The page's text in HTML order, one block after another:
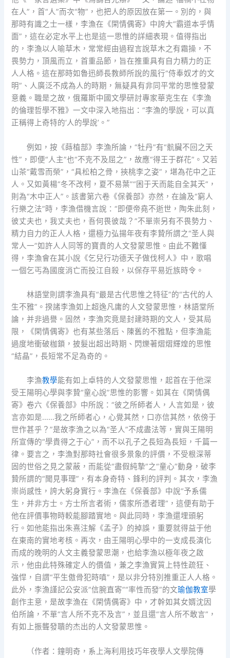
在人”，首“人”而次“物”，也把人的原因放在第一。別的，與
那時有識之士一樣，李漁在《閑情偶寄》中誇大“霸道本乎情
面”，這在必定水平上也是這一思惟的詳細表現。值得指出
的，李漁以人喻草木，常常經由過程言說草木之有霜操，不
畏勢力，頂風而立，首重品節，旨在推重具有自力精力的正
人人格。這在那時如魯迅師長教師所說的風行“侍奉奴才的文
明”、人廣泛不成為人的時期，無疑具有非同平常的思惟發蒙
意義。職是之故，俄羅斯中國文學研討專家華克生在《李漁
的倫理哲學不雅》一文中深入地指出：“李漁的學說，可以真
正稱得上奇特的‘人的學說’。”
例如，按《蒔植部》李漁所論，“牡丹”有“骯臟不回之天
性”，即便“人主”也“不克不及屈之”，故應“得王于群花”。又若
山茶“戴雪而榮”，“具松柏之骨，挾桃李之姿”，堪為花中之正
人。又如黃楊“冬不改柯，夏不易葉”“困于天而能自全其天”，
則為“木中正人”。該書第六卷《保養部》亦然，在論及“窮人
行樂之法”時，李漁借機言說：“即便帝堯不逝世，陶朱此刻，
彼丈夫也，我丈夫也，吾何畏彼哉？”不單崇另有不畏勢力、
精力自力的正人人格，還極力弘揚年夜有李贄所謂之“圣人與
常人一”如許人人同等的寶貴的人文發蒙思惟。由此不難懂
得，李漁會在其小說《乞兒行功德天子做伐柯人》中，歌唱
一個乞丐為國度消亡而投江自殺，以保存平易近族時令。
林語堂則謂李漁具有“最是古代思惟之特征”的“古代的人
生不雅”。揆諸李漁如上超逸凡庸的人文發蒙思惟，林語堂所
論，并非過譽。固然，李漁究竟是封建時期的文人，受其局
限，《閑情偶寄》也有某些落后、陳舊的不雅點，但李漁能
過度地衝破枷鎖，披髮出超出時期、閃爍著熠熠輝煌的思惟
“結晶”，長短常不足為奇的。
李漁教學能有如上卓特的人文發蒙思惟，起首在于他深
受王陽明心學與李贄“童心說”思惟的影響。如其在《閑情偶
寄》卷六《保養部》中所說：“彼之所師者人，人言如是，彼
言亦如是……我之所師者心，心覺其然，口亦信其然，依傍于
世作甚乎？”是故李漁之以為“圣人”不成盡法等，實與王陽明
所宣傳的“學貴得之于心”，而不以孔子之長短為長短，千篇一
律。要言之，李漁對那時社會很多景象的評價，不受根深蒂
固的世俗之見之蒙蔽，而能從“盡假純摯”之“童心”動身，破李
贄所謂的“聞見事理”，有本身奇特、鋒利的評判。其次，李漁
崇尚感性，誇大躬身實行。李漁在《保養部》中說“予系儒
生，并非方士。方士所言者術，儒家所憑者理”，這便有助于
他在評價事物時較能腳踏實地。與此同時，李漁還埋頭躬
行。如他能指出朱熹注解《孟子》的掉誤，重要就得益于他
在東南的實地考核。再次，由王陽明心學中的一支成長演化
而成的晚明的人文主義發蒙思潮，也給李漁以極年夜之啟
示，他由此特殊確定人的價值，兼之李漁實質上特性疏狂、
強悍，自謂“平生傲骨犯時嗔”，是以非分特別推重正人人格。
此外，李漁謹記公安派“信腕直寄”“率性而發”的文瑜伽教室學
創作主意，是故李漁在《閑情偶寄》中，才幹如其女婿沈因
伯所論，不單“言人所不克不及言”，並且還“言人所不敢言”，
有如上振聾發聵的杰出的人文發蒙思惟。
（作者：鐘明奇，系上海利用技巧年夜學人文學院傳